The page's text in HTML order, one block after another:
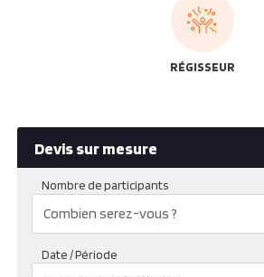
RÉGISSEUR
Devis sur mesure
Nombre de participants
Date / Période